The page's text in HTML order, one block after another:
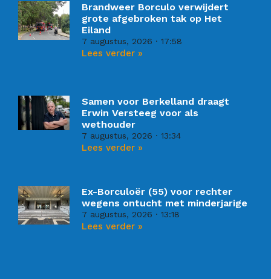
Brandweer Borculo verwijdert
grote afgebroken tak op Het
Eiland
7 augustus, 2026 17:58
Lees verder »
Samen voor Berkelland draagt
Erwin Versteeg voor als
wethouder
7 augustus, 2026 13:34
Lees verder »
Ex-Borculoër (55) voor rechter
wegens ontucht met minderjarige
7 augustus, 2026 13:18
Lees verder »